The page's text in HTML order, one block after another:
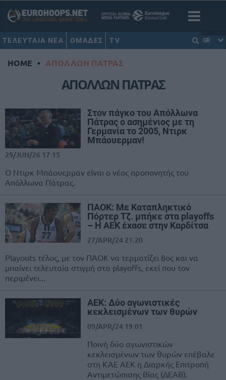
ΤΕΛΕΥΤΑΙΑ ΝΕΑ ΟΜΑΔΕΣ TV GR
HOME • ΑΠΟΛΛΩΝ ΠΑΤΡΑΣ
ΑΠΟΛΛΩΝ ΠΑΤΡΑΣ
Στον πάγκο του Απόλλωνα
Πάτρας ο ασημένιος με τη
Γερμανία το 2005, Ντιρκ
Μπάουερμαν!
29/JUN/26 17:15
Ο Ντιρκ Μπάουερμαν είναι ο νέος προπονητής του
Απόλλωνα Πάτρας.
ΠΑΟΚ: Με Καταπληκτικό
Πόρτερ Τζ. μπήκε στα playoffs
– Η ΑΕΚ έχασε στην Καρδίτσα
27/APR/24 21:20
Playouts τέλος, με τον ΠΑΟΚ να τερματίζει 8ος και να
μπαίνει τελευταία στιγμή στα playoffs, εκεί που τον
περιμένει...
ΑΕΚ: Δύο αγωνιστικές
κεκλεισμένων των θυρών
09/APR/24 19:01
Ποινή δύο αγωνιστικών
κεκλεισμένων των θυρών επέβαλε
στη ΚΑΕ ΑΕΚ η Διαρκής Επιτροπή
Αντιμετώπισης Βίας (ΔΕΑΒ).